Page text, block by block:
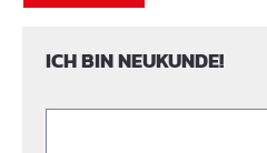
ICH BIN NEUKUNDE!